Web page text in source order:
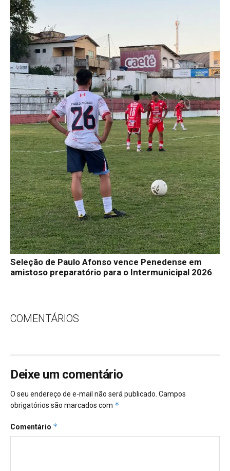
Seleção de Paulo Afonso vence Penedense em
amistoso preparatório para o Intermunicipal 2026
COMENTÁRIOS
Deixe um comentário
O seu endereço de e-mail não será publicado. Campos
obrigatórios são marcados com *
Comentário *